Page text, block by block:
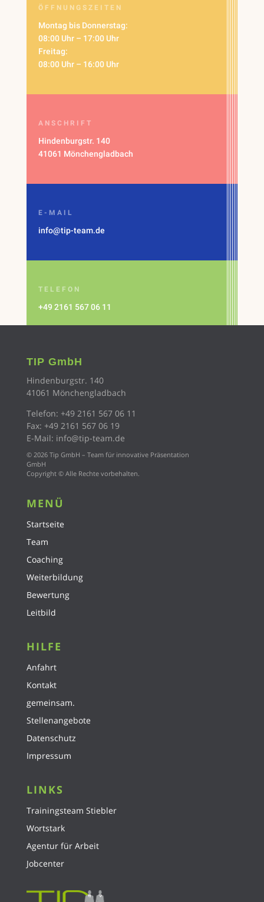
ÖFFNUNGSZEITEN
Montag bis Donnerstag:
08:00 Uhr – 17:00 Uhr
Freitag:
08:00 Uhr – 16:00 Uhr
ANSCHRIFT
Hindenburgstr. 140
41061 Mönchengladbach
E-MAIL
info@tip-team.de
TELEFON
+49 2161 567 06 11
TIP GmbH
Hindenburgstr. 140
41061 Mönchengladbach
Telefon: +49 2161 567 06 11
Fax: +49 2161 567 06 19
E-Mail: info@tip-team.de
© 2026 Tip GmbH – Team für innovative Präsentation
GmbH
Copyright © Alle Rechte vorbehalten.
MENÜ
Startseite
Team
Coaching
Weiterbildung
Bewertung
Leitbild
HILFE
Anfahrt
Kontakt
gemeinsam.
Stellenangebote
Datenschutz
Impressum
LINKS
Trainingsteam Stiebler
Wortstark
Agentur für Arbeit
Jobcenter